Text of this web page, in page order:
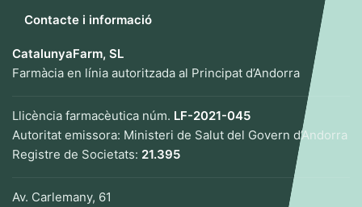
Contacte i informació
CatalunyaFarm, SL
Farmàcia en línia autoritzada al Principat d’Andorra
Llicència farmacèutica núm. LF-2021-045
Autoritat emissora: Ministeri de Salut del Govern d’Andorra
Registre de Societats: 21.395
Av. Carlemany, 61